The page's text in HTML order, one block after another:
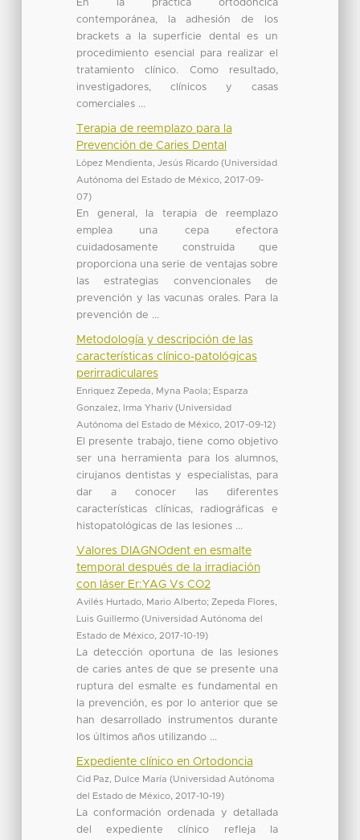
En la práctica ortodóncica
contemporánea, la adhesión de los
brackets a la superficie dental es un
procedimiento esencial para realizar el
tratamiento clínico. Como resultado,
investigadores, clínicos y casas
comerciales ...
Terapia de reemplazo para la
Prevención de Caries Dental
López Mendienta, Jesús Ricardo (Universidad
Autónoma del Estado de México,
2017-09-
07)
En general, la terapia de reemplazo
emplea una cepa efectora
cuidadosamente construida que
proporciona una serie de ventajas sobre
las estrategias convencionales de
prevención y las vacunas orales. Para la
prevención de ...
Metodología y descripción de las
características clínico-patológicas
perirradiculares
Enriquez Zepeda, Myna Paola; Esparza
Gonzalez, Irma Yhariv (Universidad
Autónoma del Estado de México, 2017-09-12)
El presente trabajo, tiene como objetivo
ser una herramienta para los alumnos,
cirujanos dentistas y especialistas, para
dar a conocer las diferentes
características clínicas, radiográficas e
histopatológicas de las lesiones ...
Valores DIAGNOdent en esmalte
temporal después de la irradiación
con láser Er:YAG Vs CO2
Avilés Hurtado, Mario Alberto; Zepeda Flores,
Luis Guillermo (Universidad Autónoma del
Estado de México, 2017-10-19)
La detección oportuna de las lesiones
de caries antes de que se presente una
ruptura del esmalte es fundamental en
la prevención, es por lo anterior que se
han desarrollado instrumentos durante
los últimos años utilizando ...
Expediente clínico en Ortodoncia
Cid Paz, Dulce María (Universidad Autónoma
del Estado de México, 2017-10-19)
La conformación ordenada y detallada
del expediente clínico refleja la